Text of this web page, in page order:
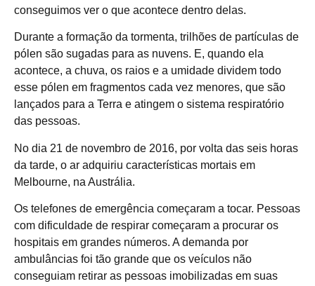
conseguimos ver o que acontece dentro delas.
Durante a formação da tormenta, trilhões de partículas de
pólen são sugadas para as nuvens. E, quando ela
acontece, a chuva, os raios e a umidade dividem todo
esse pólen em fragmentos cada vez menores, que são
lançados para a Terra e atingem o sistema respiratório
das pessoas.
No dia 21 de novembro de 2016, por volta das seis horas
da tarde, o ar adquiriu características mortais em
Melbourne, na Austrália.
Os telefones de emergência começaram a tocar. Pessoas
com dificuldade de respirar começaram a procurar os
hospitais em grandes números. A demanda por
ambulâncias foi tão grande que os veículos não
conseguiam retirar as pessoas imobilizadas em suas